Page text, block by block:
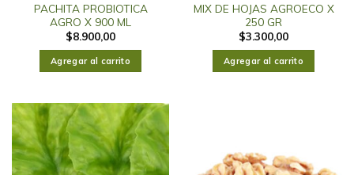
PACHITA PROBIOTICA
AGRO X 900 ML
$8.900,00
Agregar al carrito
MIX DE HOJAS AGROECO X
250 GR
$3.300,00
Agregar al carrito